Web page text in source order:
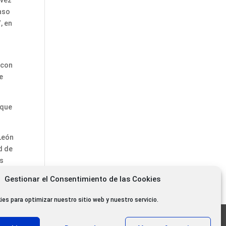
Gestionar el Consentimiento de las Cookies
para optimizar nuestro sitio web y nuestro servicio.
en
de
oyentes diarios